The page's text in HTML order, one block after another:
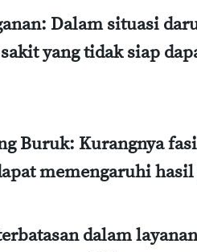
Dalam situasi
yang tidak siap
Buruk: Kurangnya
memengaruhi
dalam